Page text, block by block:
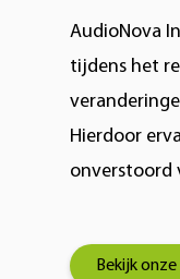
AudioNova
tijdens het
Hierdoor
onverstoord
Bekijk